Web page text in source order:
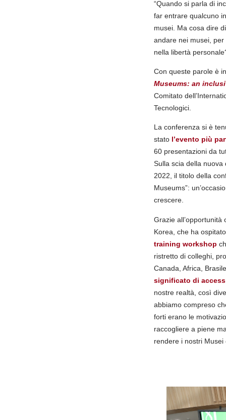
“Quando si parla di
far entrare qualcuno
musei. Ma cosa dire
andare nei musei,
nella libertà
Con queste parole è
Museums: an
Comitato
Tecnologici.
La conferenza si è
stato l’evento più
60 presentazioni da
Sulla scia della
2022, il titolo della
Museums”:
crescere.
Grazie
Korea, che ha
training workshop
ristretto di colleghi,
Canada, Africa,
significato di
nostre realtà, così
abbiamo compreso
forti erano le
raccogliere a piene
rendere i nostri Musei